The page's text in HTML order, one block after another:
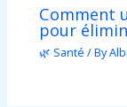
Comment
pour
🌿 Santé / By